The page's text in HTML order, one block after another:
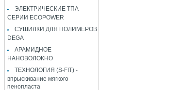
ЭЛЕКТРИЧЕСКИЕ ТПА
СЕРИИ ECOPOWER
СУШИЛКИ ДЛЯ ПОЛИМЕРОВ
DEGA
АРАМИДНОЕ
НАНОВОЛОКНО
ТЕХНОЛОГИЯ (S-FIT) -
впрыскивание мягкого
пенопласта